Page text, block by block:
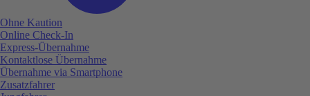
Ohne Kaution
Online Check-In
Express-Übernahme
Kontaktlose Übernahme
Übernahme via Smartphone
Zusatzfahrer